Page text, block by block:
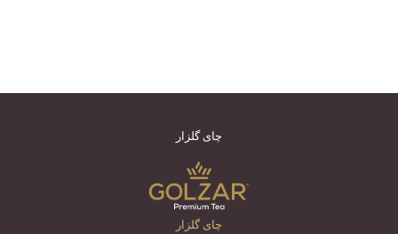
چای گلزار
چای گلزار